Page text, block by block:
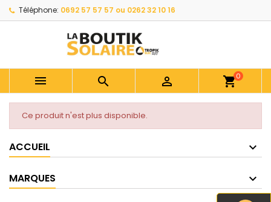
Téléphone: 0692 57 57 57 ou 0262 32 10 16
   shopping_cart0
Ce produit n'est plus disponible.
ACCUEIL
MARQUES